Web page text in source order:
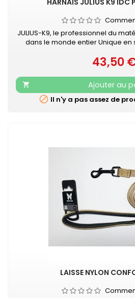
HARNAIS JULIUS K9 IDC
JULIUS-K9, le professionnel du
dans le monde entier Unique en
contrôler le chien pendant les
IDC®Power est votre compagnon
et la promenade, dans la rue
solide...
Prix
43,50

Ajouter au
 Il n'y a pas assez de
LAISSE NYLON